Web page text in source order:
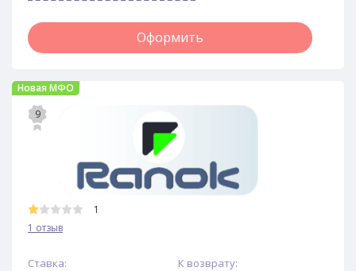
Оформить
Новая МФО
9
1
1 отзыв
Ставка: К возврату: